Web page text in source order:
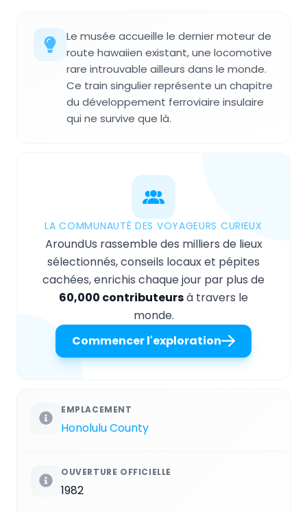
Le musée accueille le dernier moteur de
route hawaiien existant, une locomotive
rare introuvable ailleurs dans le monde.
Ce train singulier représente un chapitre
du développement ferroviaire insulaire
qui ne survive que là.
LA COMMUNAUTÉ DES VOYAGEURS CURIEUX
AroundUs rassemble des milliers de lieux
sélectionnés, conseils locaux et pépites
cachées, enrichis chaque jour par plus de
60,000 contributeursà travers le
monde.
Commencer l'exploration
EMPLACEMENT
Honolulu County
OUVERTURE OFFICIELLE
1982